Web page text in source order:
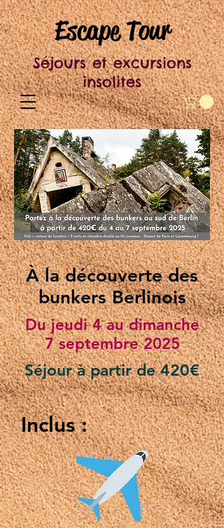
Escape Tour
Séjours et excursions
insolites
À la découverte des
bunkers Berlinois
Du jeudi 4 au dimanche
7 septembre 2025
Séjour à partir de 420€
Inclus :